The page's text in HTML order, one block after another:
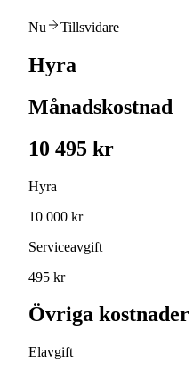
Nu Tillsvidare
Hyra
Månadskostnad
10 495 kr
Hyra
10 000 kr
Serviceavgift
495 kr
Övriga kostnader
Elavgift